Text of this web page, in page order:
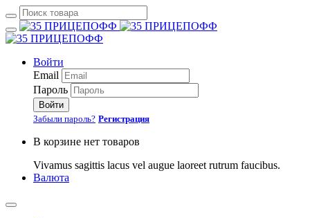
Войти
Email
Пароль
Войти
Забыли пароль? Регистрация
В корзине нет товаров
Vivamus sagittis lacus vel augue laoreet rutrum faucibus.
Валюта